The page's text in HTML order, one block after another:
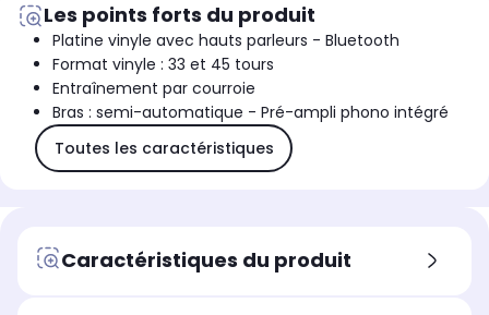
Les points forts du produit
Platine vinyle avec hauts parleurs - Bluetooth
Format vinyle : 33 et 45 tours
Entraînement par courroie
Bras : semi-automatique - Pré-ampli phono intégré
Toutes les caractéristiques
Caractéristiques du produit